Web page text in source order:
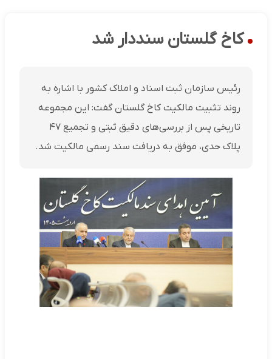
کاخ گلستان سنددار شد
رئیس سازمان ثبت اسناد و املاک کشور با اشاره به
روند تثبیت مالکیت کاخ گلستان گفت: این مجموعه
تاریخی پس از بررسی‌های دقیق ثبتی و تجمیع ۴۷
پلاک حدی، موفق به دریافت سند رسمی مالکیت شد.